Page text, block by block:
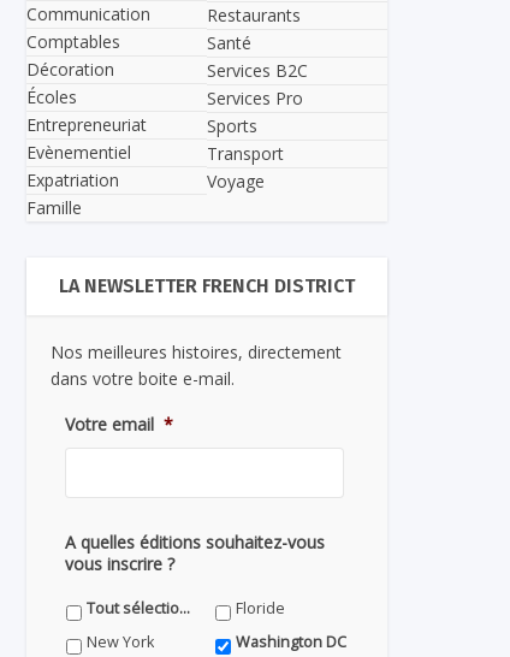
Communication
Comptables
Décoration
Écoles
Entrepreneuriat
Evènementiel
Expatriation
Famille
Restaurants
Santé
Services B2C
Services Pro
Sports
Transport
Voyage
LA NEWSLETTER FRENCH DISTRICT
Nos meilleures histoires, directement
dans votre boite e-mail.
Votre email *
A quelles éditions souhaitez-vous
vous inscrire ?
Tout sélectionner
Floride
New York
Washington DC